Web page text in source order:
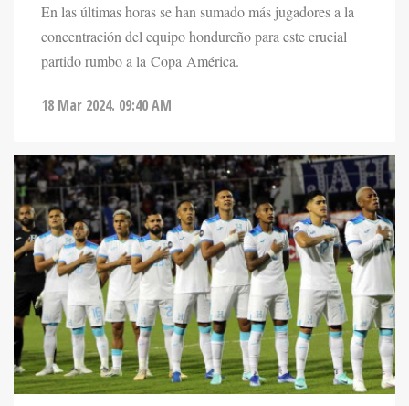
En las últimas horas se han sumado más jugadores a la
concentración del equipo hondureño para este crucial
partido rumbo a la Copa América.
18 Mar 2024. 09:40 AM